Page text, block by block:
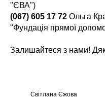
"ЄВА")
(067) 605 17 72 Ольга
"Фундація прямої
Залишайтеся з нами!
Світлана Єжова